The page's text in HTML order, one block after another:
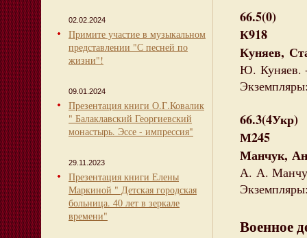
02.02.2024
Примите участие в музыкальном
представлении "С песней по
жизни"!
09.01.2024
Презентация книги О.Г.Ковалик
" Балаклавский Георгиевский
монастырь. Эссе - импрессия"
29.11.2023
Презентация книги Елены
Маркиной " Детская городская
больница. 40 лет в зеркале
времени"
66.5(0)
К918
Куняев,
Ю. Куняев.
66.3(4Укр)
М245
Манчук,
А. А.
Военное